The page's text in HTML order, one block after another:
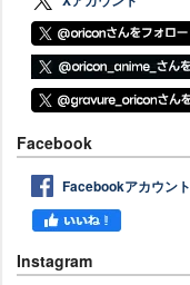
Facebook
Facebookアカウント
Instagram